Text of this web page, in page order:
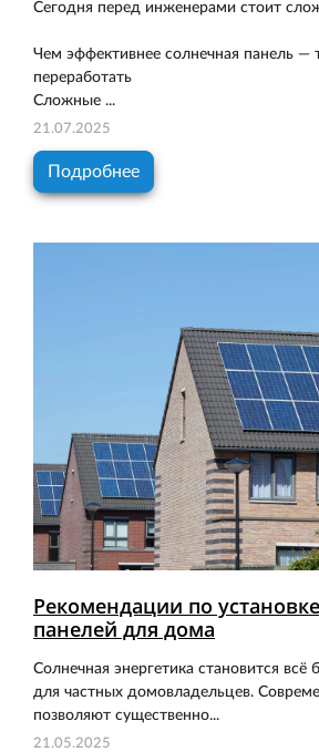
Сегодня перед инженерами стоит
Чем эффективнее солнечная панель —
переработать
Сложные ...
21.07.2025
Подробнее
Рекомендации по
панелей для дома
Солнечная энергетика становится всё
для частных домовладельцев.
позволяют существенно...
21.05.2025